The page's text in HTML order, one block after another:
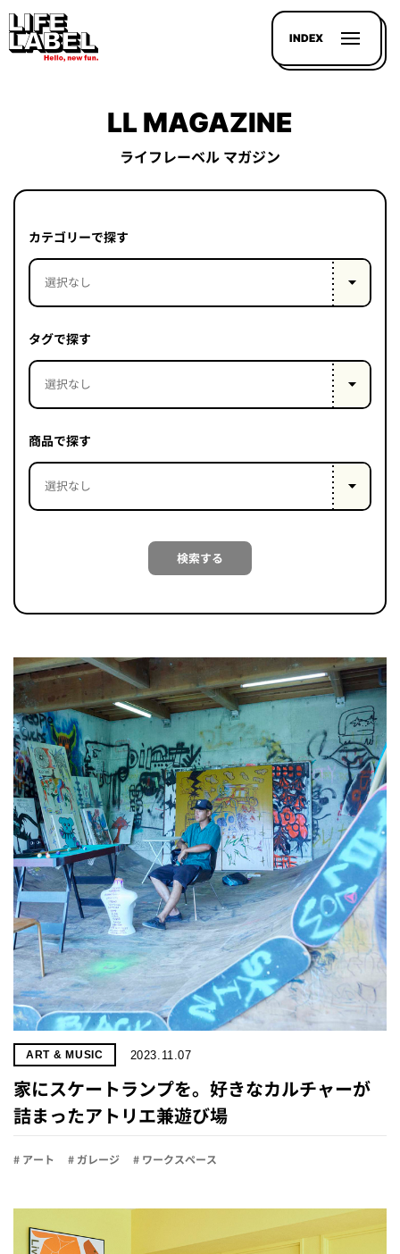
INDEX
UP
PROJECT
LIFE
LABEL
はい
企業の
方へ
お問い
合わせ
プライ
バシー
ポリシ
ー
採用情
報
LL MAGAZINE
ライフレーベル マガジン
カテゴリーで探す
タグで探す
商品で探す
検索する
ART & MUSIC 2023.11.07
家にスケートランプを。好きなカルチャーが
詰まったアトリエ兼遊び場
# アート # ガレージ # ワークスペース